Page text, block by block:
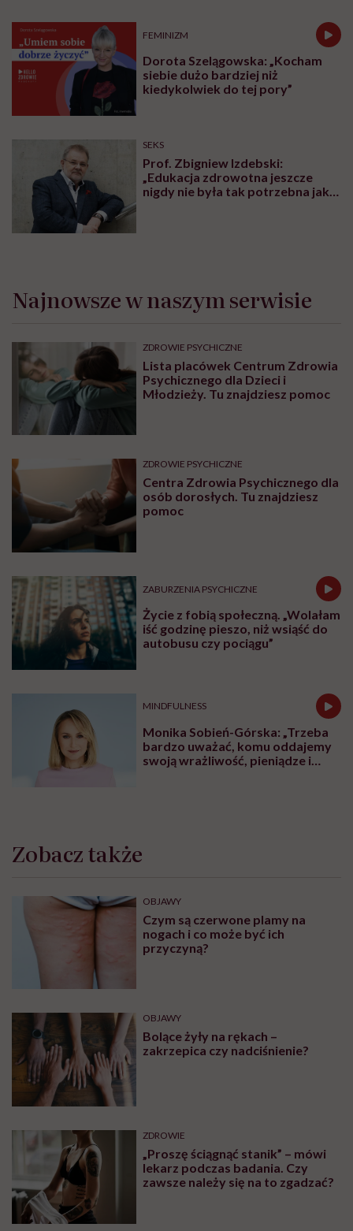
FEMINIZM
Dorota Szelągowska: „Kocham
siebie dużo bardziej niż
kiedykolwiek do tej pory”
SEKS
Prof. Zbigniew Izdebski:
„Edukacja zdrowotna jeszcze
nigdy nie była tak potrzebna jak
Najnowsze w naszym serwisie
ZDROWIE PSYCHICZNE
Lista placówek Centrum Zdrowia
Psychicznego dla Dzieci i
Młodzieży. Tu znajdziesz pomoc
ZDROWIE PSYCHICZNE
Centra Zdrowia Psychicznego dla
osób dorosłych. Tu znajdziesz
pomoc
ZABURZENIA PSYCHICZNE
Życie z fobią społeczną. „Wolałam
iść godzinę pieszo, niż wsiąść do
autobusu czy pociągu”
MINDFULNESS
Monika Sobień-Górska: „Trzeba
bardzo uważać, komu oddajemy
swoją wrażliwość, pieniądze i
Zobacz także
OBJAWY
Czym są czerwone plamy na
nogach i co może być ich
przyczyną?
OBJAWY
Bolące żyły na rękach –
zakrzepica czy nadciśnienie?
ZDROWIE
„Proszę ściągnąć stanik” – mówi
lekarz podczas badania. Czy
zawsze należy się na to zgadzać?